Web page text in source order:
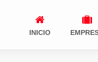
INICIO